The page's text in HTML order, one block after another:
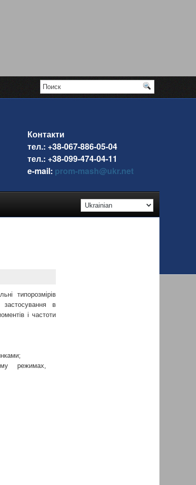
Контакти
тел.: +38-067-886-05-04
тел.: +38-099-474-04-11
e-mail: prom-mash@ukr.net
типорозмірів
в
і частоти
режимах,